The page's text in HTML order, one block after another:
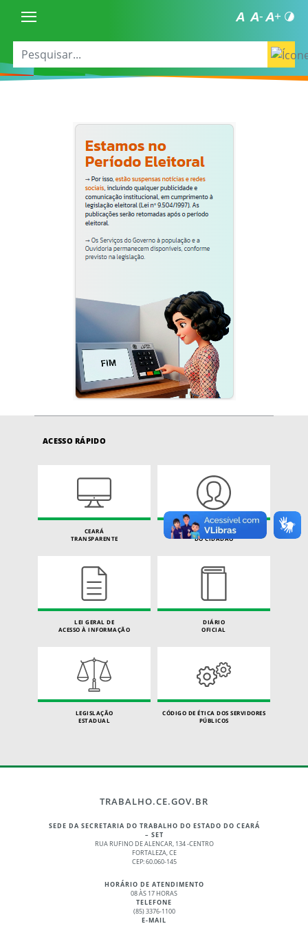
ACESSO RÁPIDO
CEARÁ
TRANSPARENTE
CARTA DE SERVIÇOS
DO CIDADÃO
LEI GERAL DE
ACESSO À INFORMAÇÃO
DIÁRIO
OFICIAL
LEGISLAÇÃO
ESTADUAL
CÓDIGO DE ÉTICA DOS SERVIDORES
PÚBLICOS
TRABALHO.CE.GOV.BR
SEDE DA SECRETARIA DO TRABALHO DO ESTADO DO CEARÁ
– SET
RUA RUFINO DE ALENCAR, 134 -CENTRO
FORTALEZA, CE
CEP: 60.060-145
HORÁRIO DE ATENDIMENTO
08 ÀS 17 HORAS
TELEFONE
(85) 3376-1100
E-MAIL